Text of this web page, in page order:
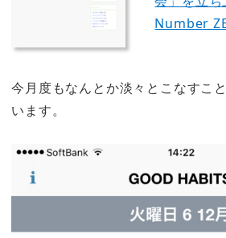
Number
今月度もなんとか淡々とこなすこ
います。